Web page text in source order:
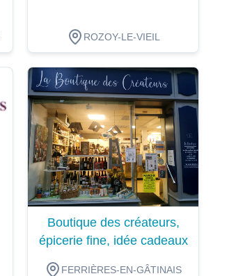
ROZOY-LE-VIEIL
Dégustation
Boutique des créateurs,
épicerie fine, idée cadeaux
FERRIÈRES-EN-GÂTINAIS